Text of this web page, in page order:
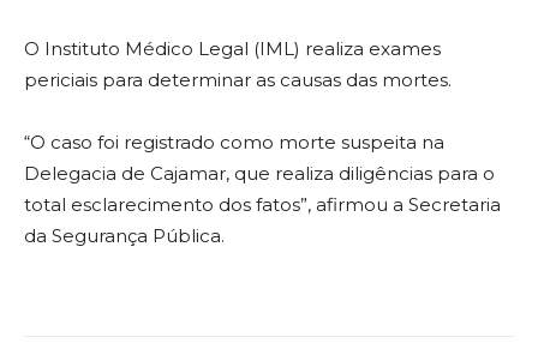
O Instituto Médico Legal (IML) realiza exames
periciais para determinar as causas das mortes.
“O caso foi registrado como morte suspeita na
Delegacia de Cajamar, que realiza diligências para o
total esclarecimento dos fatos”, afirmou a Secretaria
da Segurança Pública.